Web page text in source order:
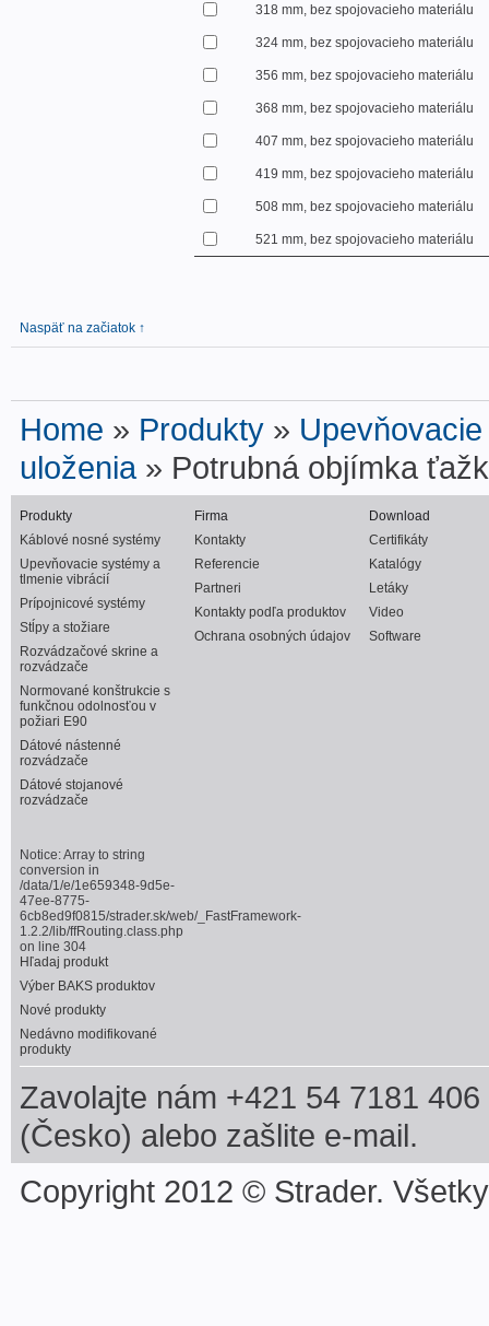
318 mm, bez spojovacieho materiálu
324 mm, bez spojovacieho materiálu
356 mm, bez spojovacieho materiálu
368 mm, bez spojovacieho materiálu
407 mm, bez spojovacieho materiálu
419 mm, bez spojovacieho materiálu
508 mm, bez spojovacieho materiálu
521 mm, bez spojovacieho materiálu
Naspäť na začiatok ↑
Home » Produkty »
uloženia » Potrubná objímka
Produkty
Káblové nosné systémy
Upevňovacie systémy a
tlmenie vibrácií
Prípojnicové systémy
Stĺpy a stožiare
Rozvádzačové skrine a
rozvádzače
Normované konštrukcie s
funkčnou odolnosťou v
požiari E90
Dátové nástenné
rozvádzače
Dátové stojanové
rozvádzače
Notice: Array to string
conversion in
/data/1/e/1e659348-9d5e-
47ee-8775-
6cb8ed9f0815/strader.sk/web/_FastFramework-
1.2.2/lib/ffRouting.class.php
on line 304
Hľadaj produkt
Výber BAKS produktov
Nové produkty
Nedávno modifikované
produkty
Firma
Kontakty
Referencie
Partneri
Kontakty podľa produktov
Ochrana osobných údajov
Download
Certifikáty
Katalógy
Letáky
Video
Software
Zavolajte nám +421 54 7181
(Česko) alebo zašlite e-mail.
Copyright 2012 © Strader.